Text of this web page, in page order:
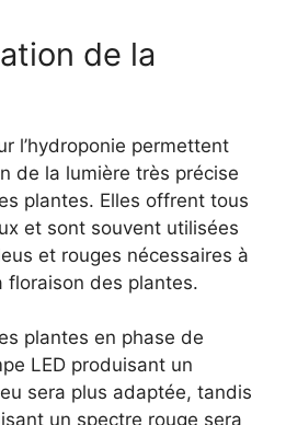
de la
l’hydroponie permettent
de la lumière très précise
plantes. Elles offrent tous
et sont souvent utilisées
et rouges nécessaires à
floraison des plantes.
plantes en phase de
LED produisant un
sera plus adaptée, tandis
un spectre rouge sera